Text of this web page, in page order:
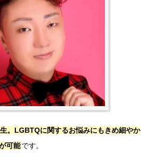
。LGBTQに関するお悩みにもきめ細やか
可能です。